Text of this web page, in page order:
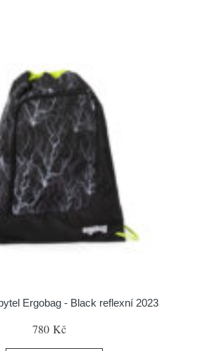
Ergobag - Black reflexní 2023
780 Kč